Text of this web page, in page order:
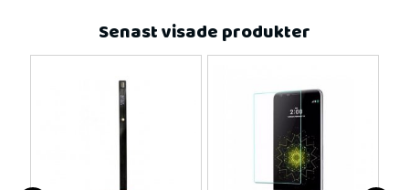
Senast visade produkter